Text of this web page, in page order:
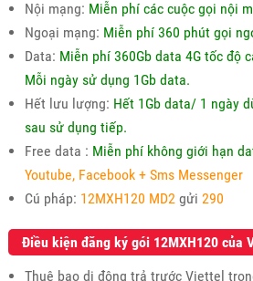
Nội mạng: Miễn phí các cuộc gọi nội
Ngoại mạng: Miễn phí 360 phút gọi
Data: Miễn phí 360Gb data 4G tốc độ
Mỗi ngày sử dụng 1Gb data.
Hết lưu lượng: Hết 1Gb data/ 1 ngày
sau sử dụng tiếp.
Free data : Miễn phí không giới hạn
Youtube, Facebook + Sms Messenger
Cú pháp: 12MXH120 MD2 gửi 290
Điều kiện đăng ký gói 12MXH120 của
Thuê bao di động trả trước Viettel